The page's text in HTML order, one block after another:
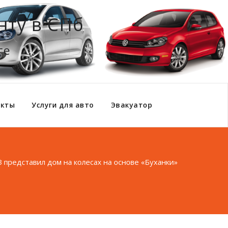
в СПб
Услуги для авто Эвакуатор
представил дом на колесах на основе «Буханки»